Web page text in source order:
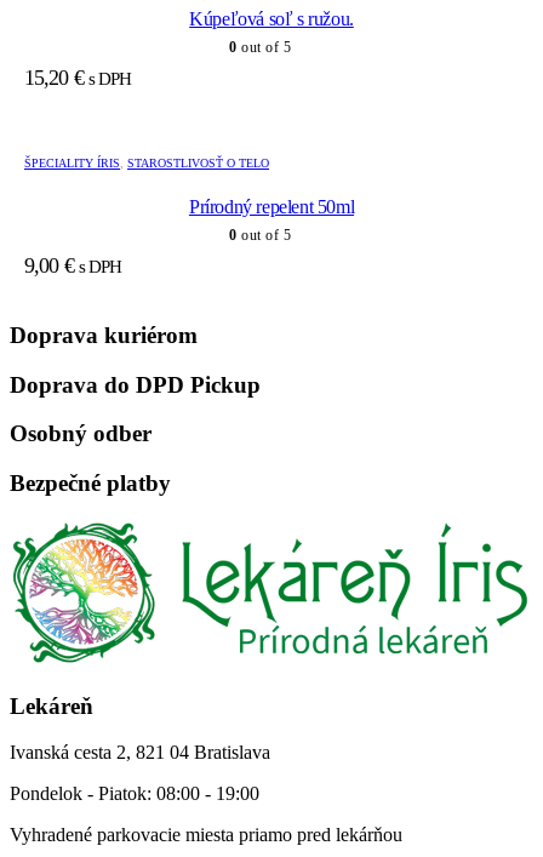
Kúpeľová soľ s ružou.
0 out of 5
15,20 € s DPH
ŠPECIALITY ÍRIS, STAROSTLIVOSŤ O TELO
Prírodný repelent 50ml
0 out of 5
9,00 € s DPH
Doprava kuriérom
Doprava do DPD Pickup
Osobný odber
Bezpečné platby
Lekáreň
Ivanská cesta 2, 821 04 Bratislava
Pondelok - Piatok: 08:00 - 19:00
Vyhradené parkovacie miesta priamo pred lekárňou